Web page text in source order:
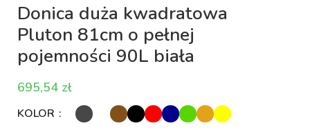
Donica duża kwadratowa
Pluton 81cm o pełnej
pojemności 90L biała
zł
KOLOR